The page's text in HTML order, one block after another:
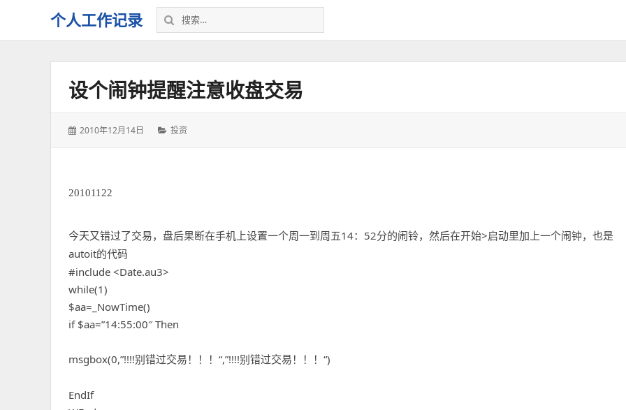
个人工作记录
搜
索：
设个闹钟提醒注意收盘交易
发
2010年12月14日
分
投资
20101122
今天又错过了交易，盘后果断在手机上设置一个周一到周五14： 52分的闹铃，然后在开始>启动里加上一个闹钟，也是
autoit的代码
#include <Date.au3>
while(1)
$aa=_NowTime()
if $aa=”14:55:00″ Then
msgbox(0,”!!!!别错过交易！！！ “,”!!!!别错过交易！！！ “)
EndIf